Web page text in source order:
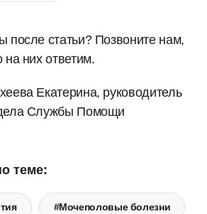
после статьи? Позвоните нам,
них ответим.
Екатерина, руководитель
Службы Помощи
теме:
#Мочеполовые болезни